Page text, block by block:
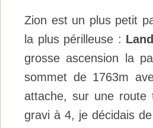
Zion est un plus petit
la plus périlleuse :
grosse ascension la
sommet de 1763m
attache, sur une route
gravi à 4, je décidais